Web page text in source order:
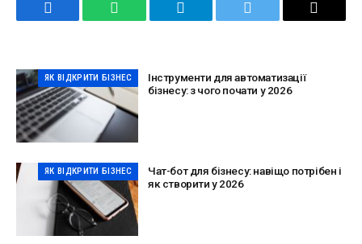
Facebook WhatsApp Telegram Twitter Email
ЯК ВІДКРИТИ БІЗНЕС
Інструменти для автоматизації
бізнесу: з чого почати у 2026
ЯК ВІДКРИТИ БІЗНЕС
Чат-бот для бізнесу: навіщо потрібен і
як створити у 2026